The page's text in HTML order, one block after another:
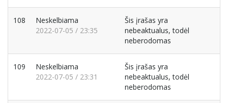
108
Neskelbiama
2022-07-05 / 23:35
Šis įrašas yra
nebeaktualus, todėl
neberodomas
109
Neskelbiama
2022-07-05 / 23:31
Šis įrašas yra
nebeaktualus, todėl
neberodomas